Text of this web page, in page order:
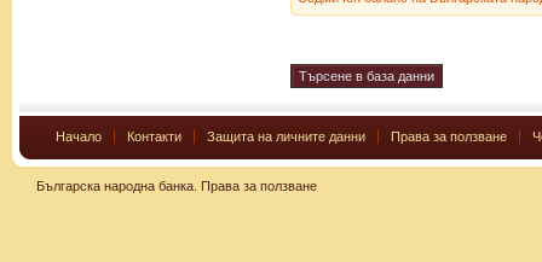
Начало Контакти Защита на личните данни Права за ползване
Българска народна банка. Права за ползване